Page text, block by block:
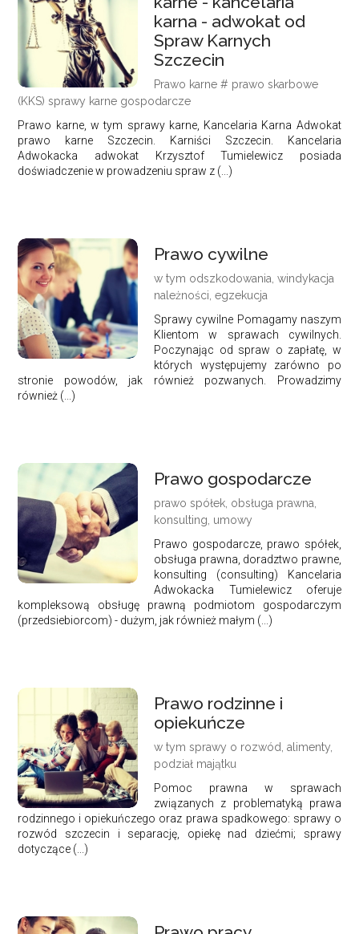
karna - adwokat od
Spraw Karnych
Szczecin
Prawo karne # prawo skarbowe
(KKS) sprawy karne gospodarcze
Prawo karne, w tym sprawy karne, Kancelaria Karna Adwokat
prawo karne Szczecin. Karniści Szczecin. Kancelaria
Adwokacka adwokat Krzysztof Tumielewicz posiada
doświadczenie w prowadzeniu spraw z (...)
Prawo cywilne
w tym odszkodowania, windykacja
należności, egzekucja
Sprawy cywilne Pomagamy naszym
Klientom w sprawach cywilnych.
Poczynając od spraw o zapłatę, w
których występujemy zarówno po
stronie powodów, jak również pozwanych. Prowadzimy
również (...)
Prawo gospodarcze
prawo spółek, obsługa prawna,
konsulting, umowy
Prawo gospodarcze, prawo spółek,
obsługa prawna, doradztwo prawne,
konsulting (consulting) Kancelaria
Adwokacka Tumielewicz oferuje
kompleksową obsługę prawną podmiotom gospodarczym
(przedsiebiorcom) - dużym, jak również małym (...)
Prawo rodzinne i
opiekuńcze
w tym sprawy o rozwód, alimenty,
podział majątku
Pomoc prawna w sprawach
związanych z problematyką prawa
rodzinnego i opiekuńczego oraz prawa spadkowego: sprawy o
rozwód szczecin i separację, opiekę nad dziećmi; sprawy
dotyczące (...)